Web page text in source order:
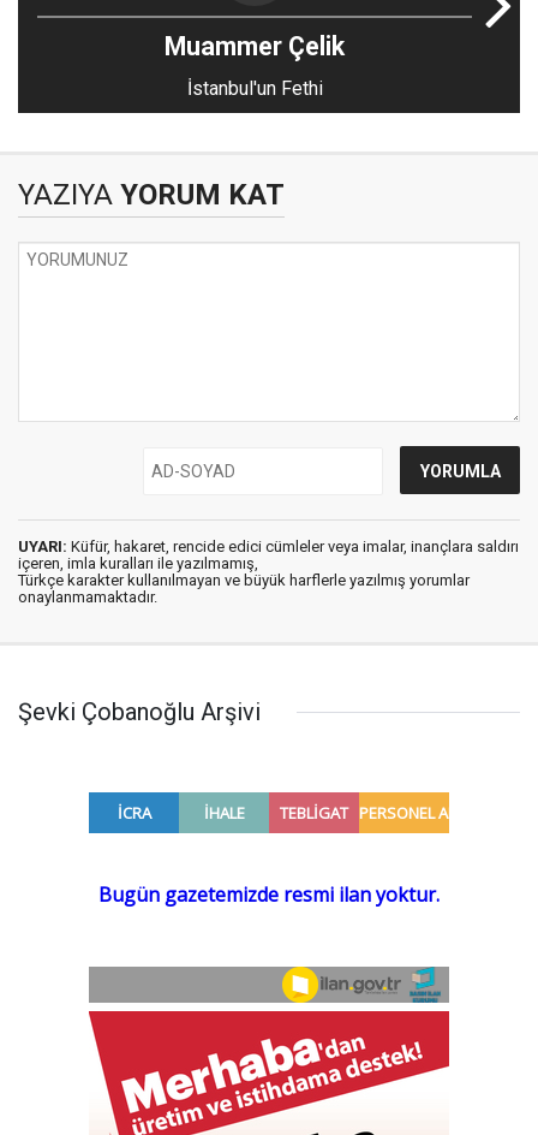
Muammer Çelik
İstanbul'un Fethi
YAZIYA YORUM KAT
UYARI: Küfür, hakaret, rencide edici cümleler veya imalar, inançlara saldırı
içeren, imla kuralları ile yazılmamış,
Türkçe karakter kullanılmayan ve büyük harflerle yazılmış yorumlar
onaylanmamaktadır.
Şevki Çobanoğlu Arşivi